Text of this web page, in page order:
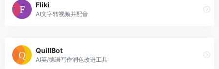
Fliki
AI文字转视频并配音
QuillBot
AI英/德语写作润色改进工具